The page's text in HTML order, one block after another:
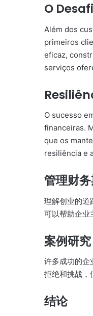
O
Além dos
primeiros
eficaz,
serviços
O sucesso
financeiras.
que os
resiliência e
管理财
理解创业的道
可以帮助企业
案例研
许多成功的企
拒绝和挑战，
结论